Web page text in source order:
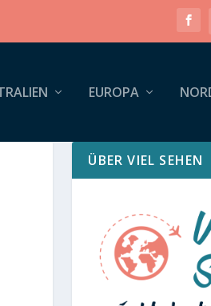
EUROPA
ÜBER VIEL SEHEN